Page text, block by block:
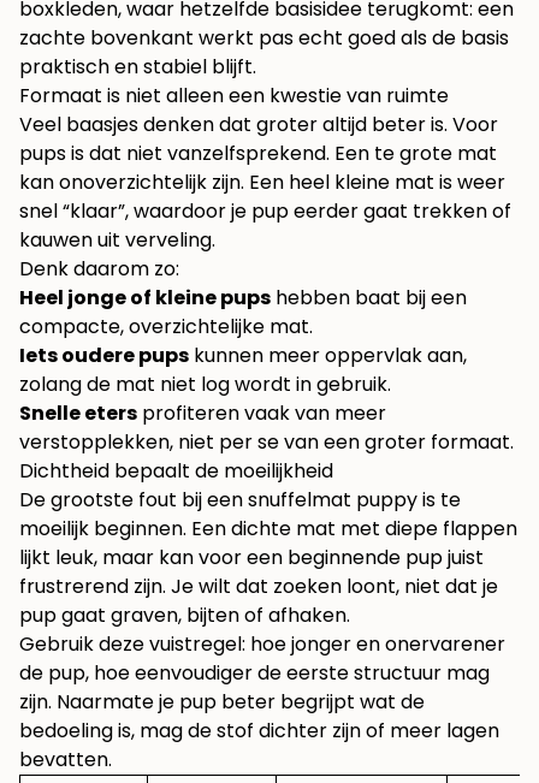
boxkleden, waar hetzelfde basisidee terugkomt: een
zachte bovenkant werkt pas echt goed als de basis
praktisch en stabiel blijft.
Formaat is niet alleen een kwestie van ruimte
Veel baasjes denken dat groter altijd beter is. Voor
pups is dat niet vanzelfsprekend. Een te grote mat
kan onoverzichtelijk zijn. Een heel kleine mat is weer
snel “klaar”, waardoor je pup eerder gaat trekken of
kauwen uit verveling.
Denk daarom zo:
Heel jonge of kleine pups hebben baat bij een
compacte, overzichtelijke mat.
Iets oudere pups kunnen meer oppervlak aan,
zolang de mat niet log wordt in gebruik.
Snelle eters profiteren vaak van meer
verstopplekken, niet per se van een groter formaat.
Dichtheid bepaalt de moeilijkheid
De grootste fout bij een snuffelmat puppy is te
moeilijk beginnen. Een dichte mat met diepe flappen
lijkt leuk, maar kan voor een beginnende pup juist
frustrerend zijn. Je wilt dat zoeken loont, niet dat je
pup gaat graven, bijten of afhaken.
Gebruik deze vuistregel: hoe jonger en onervarener
de pup, hoe eenvoudiger de eerste structuur mag
zijn. Naarmate je pup beter begrijpt wat de
bedoeling is, mag de stof dichter zijn of meer lagen
bevatten.